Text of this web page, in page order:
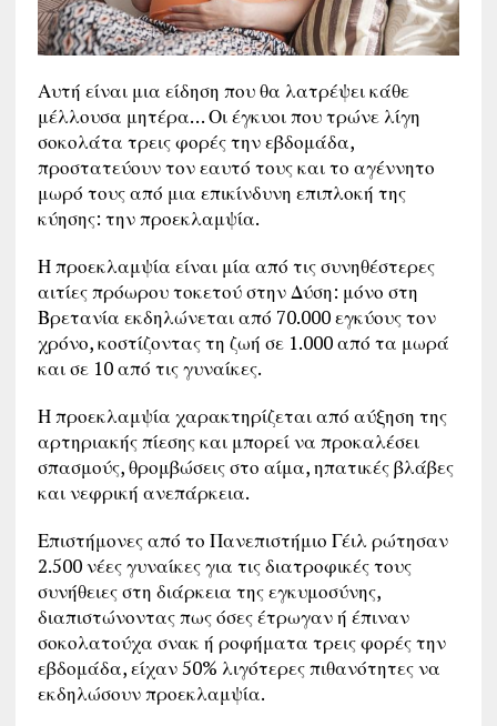
Αυτή είναι μια είδηση που θα λατρέψει κάθε
μέλλουσα μητέρα… Οι έγκυοι που τρώνε λίγη
σοκολάτα τρεις φορές την εβδομάδα,
προστατεύουν τον εαυτό τους και το αγέννητο
μωρό τους από μια επικίνδυνη επιπλοκή της
κύησης: την προεκλαμψία.
Η προεκλαμψία είναι μία από τις συνηθέστερες
αιτίες πρόωρου τοκετού στην Δύση: μόνο στη
Βρετανία εκδηλώνεται από 70.000 εγκύους τον
χρόνο, κοστίζοντας τη ζωή σε 1.000 από τα μωρά
και σε 10 από τις γυναίκες.
Η προεκλαμψία χαρακτηρίζεται από αύξηση της
αρτηριακής πίεσης και μπορεί να προκαλέσει
σπασμούς, θρομβώσεις στο αίμα, ηπατικές βλάβες
και νεφρική ανεπάρκεια.
Επιστήμονες από το Πανεπιστήμιο Γέιλ ρώτησαν
2.500 νέες γυναίκες για τις διατροφικές τους
συνήθειες στη διάρκεια της εγκυμοσύνης,
διαπιστώνοντας πως όσες έτρωγαν ή έπιναν
σοκολατούχα σνακ ή ροφήματα τρεις φορές την
εβδομάδα, είχαν 50% λιγότερες πιθανότητες να
εκδηλώσουν προεκλαμψία.